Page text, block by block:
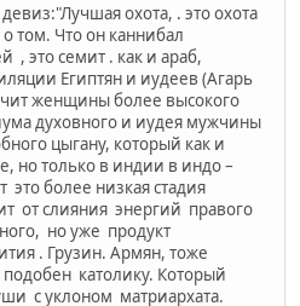
охота, . это охота
том. Что он каннибал
, это семит . как и араб,
Египтян и иудеев (Агарь
женщины более высокого
духовного и иудея мужчины
цыгану, который как и
но только в индии в индо –
это более низкая стадия
от слияния энергий правого
но уже продукт
. Грузин. Армян, тоже
католику. Который
с уклоном матриархата.